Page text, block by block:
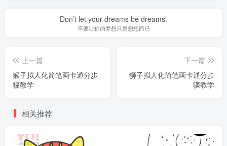
Don’t let your dreams be dreams.
不要让你的梦想只是想想而已
上一篇
猴子拟人化简笔画卡通分步
骤教学
下一篇
狮子拟人化简笔画卡通分步
骤教学
相关推荐